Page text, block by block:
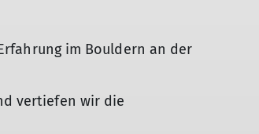
im Bouldern an der
vertiefen wir die